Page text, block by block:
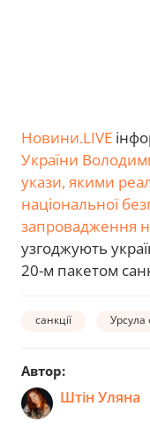
Новини.LIVE
України
укази, якими
національної
запровадження
узгоджують
20-м пакетом
санкції
Автор:
Штін Уляна